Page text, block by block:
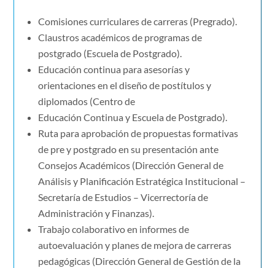
Comisiones curriculares de carreras (Pregrado).
Claustros académicos de programas de
postgrado (Escuela de Postgrado).
Educación continua para asesorías y
orientaciones en el diseño de postítulos y
diplomados (Centro de
Educación Continua y Escuela de Postgrado).
Ruta para aprobación de propuestas formativas
de pre y postgrado en su presentación ante
Consejos Académicos (Dirección General de
Análisis y Planificación Estratégica Institucional –
Secretaría de Estudios – Vicerrectoría de
Administración y Finanzas).
Trabajo colaborativo en informes de
autoevaluación y planes de mejora de carreras
pedagógicas (Dirección General de Gestión de la